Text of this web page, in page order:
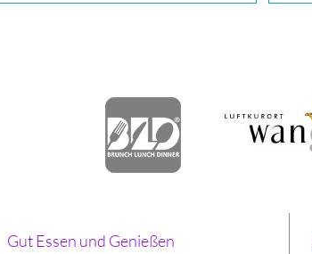
Gut Essen und Genießen